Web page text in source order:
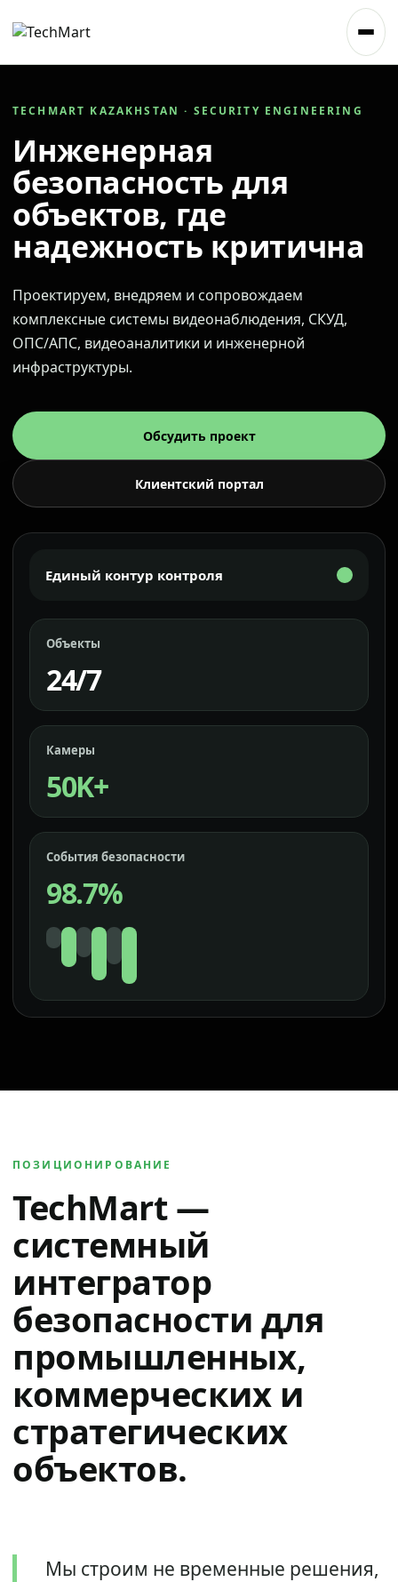
TECHMART KAZAKHSTAN · SECURITY ENGINEERING
Инженерная
безопасность для
объектов, где
надежность критична
Проектируем, внедряем и сопровождаем
комплексные системы видеонаблюдения, СКУД,
ОПС/АПС, видеоаналитики и инженерной
инфраструктуры.
Обсудить проект
Клиентский портал
Единый контур контроля
Объекты
24/7
Камеры
50K+
События безопасности
98.7%
ПОЗИЦИОНИРОВАНИЕ
TechMart —
системный
интегратор
безопасности для
промышленных,
коммерческих и
стратегических
объектов.
Мы строим не временные решения,